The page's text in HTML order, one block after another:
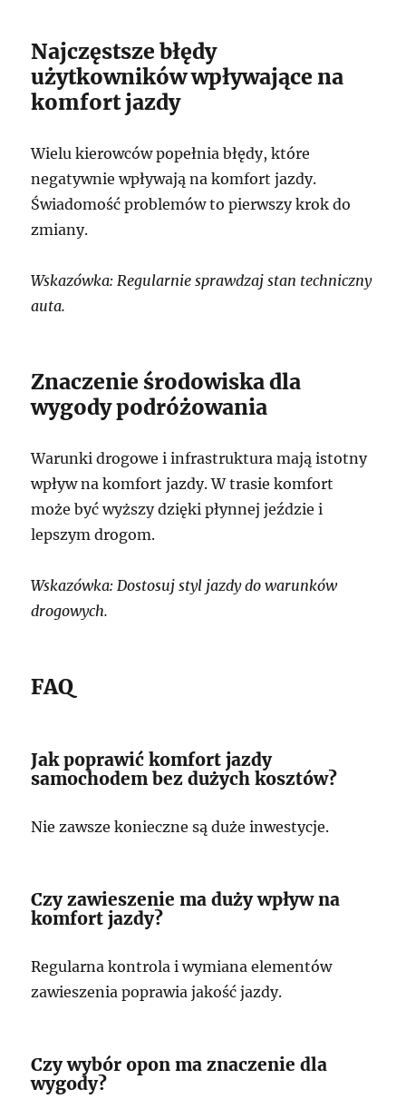
Najczęstsze błędy
użytkowników wpływające na
komfort jazdy
Wielu kierowców popełnia błędy, które
negatywnie wpływają na komfort jazdy.
Świadomość problemów to pierwszy krok do
zmiany.
Wskazówka: Regularnie sprawdzaj stan techniczny
auta.
Znaczenie środowiska dla
wygody podróżowania
Warunki drogowe i infrastruktura mają istotny
wpływ na komfort jazdy. W trasie komfort
może być wyższy dzięki płynnej jeździe i
lepszym drogom.
Wskazówka: Dostosuj styl jazdy do warunków
drogowych.
FAQ
Jak poprawić komfort jazdy
samochodem bez dużych kosztów?
Nie zawsze konieczne są duże inwestycje.
Czy zawieszenie ma duży wpływ na
komfort jazdy?
Regularna kontrola i wymiana elementów
zawieszenia poprawia jakość jazdy.
Czy wybór opon ma znaczenie dla
wygody?